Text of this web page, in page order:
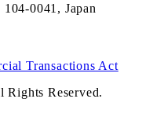
0041, Japan
Transactions Act
Reserved.